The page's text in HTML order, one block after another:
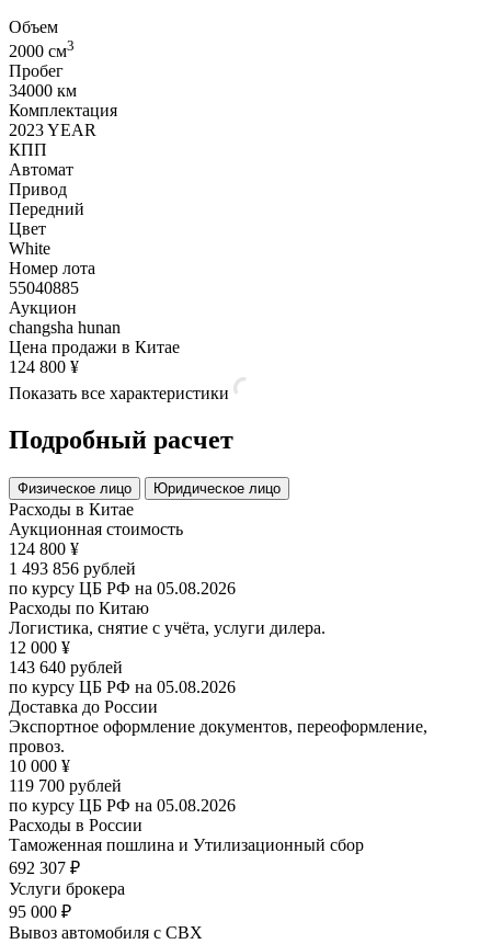
Объем
2000 cм3
Пробег
34000 км
Комплектация
2023 YEAR
КПП
Автомат
Привод
Передний
Цвет
White
Номер лота
55040885
Аукцион
changsha hunan
Цена продажи в Китае
124 800 ¥
Показать все характеристики
Подробный расчет
Физическое лицо Юридическое лицо
Расходы в Китае
Аукционная стоимость
124 800 ¥
1 493 856 рублей
по курсу ЦБ РФ на 05.08.2026
Расходы по Китаю
Логистика, снятие с учёта, услуги дилера.
12 000 ¥
143 640 рублей
по курсу ЦБ РФ на 05.08.2026
Доставка до России
Экспортное оформление документов, переоформление,
провоз.
10 000 ¥
119 700 рублей
по курсу ЦБ РФ на 05.08.2026
Расходы в России
Таможенная пошлина и Утилизационный сбор
692 307 ₽
Услуги брокера
95 000 ₽
Вывоз автомобиля с СВХ